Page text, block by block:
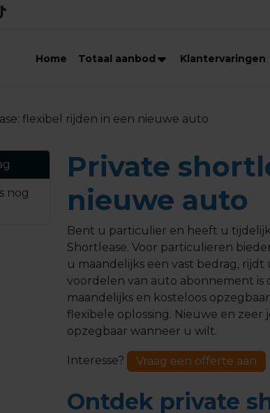
Home Totaal aanbod Klantervaringen
flexibel rijden in een nieuwe auto
nog
Private
nieuwe auto
Bent u particulier en heeft u
Shortlease. Voor particulieren
u maandelijks een vast bedrag,
voordelen van auto abonnement
maandelijks en kosteloos
flexibele oplossing. Nieuwe en
opzegbaar wanneer u wilt.
Interesse? Vraag een offerte aan
Ontdek private